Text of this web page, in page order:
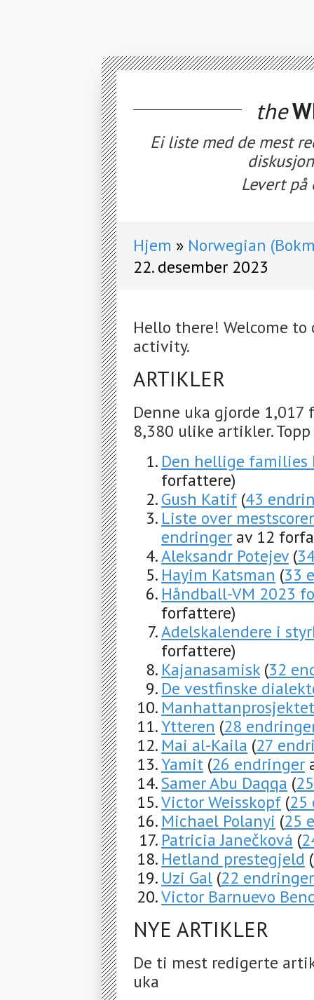
the
Ei liste med de mest
Levert på
Hjem
Norwegian
22. desember 2023
Hello there! Welcome
activity.
ARTIKLER
Denne uka gjorde
8,380 ulike artikler.
Den hellige families
forfattere)
Gush Katif (43
Liste over
endringer av 12
Aleksandr Potejev (
Hayim Katsman (33
Håndball-VM 2023
forfattere)
Adelskalendere i
forfattere)
Kajanasamisk (32
De vestfinske
Manhattanprosjektet
Ytteren (28
Mai al-Kaila (27
Yamit (26 endringer
Samer Abu Daqqa (
Victor Weisskopf (25
Michael Polanyi (25
Patricia Janečková (
Hetland prestegjeld (
Uzi Gal (22 endringer
Victor Barnuevo
NYE ARTIKLER
De ti mest redigerte
uka